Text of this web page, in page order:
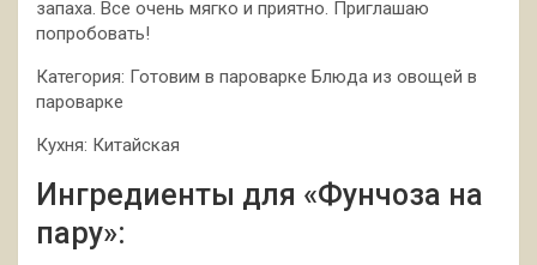
запаха. Все очень мягко и приятно. Приглашаю
попробовать!
Категория: Готовим в пароварке Блюда из овощей в
пароварке
Кухня: Китайская
Ингредиенты для «Фунчоза на
пару»: